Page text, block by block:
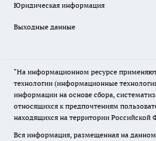
Юридическая информация
Выходные данные
"На информационном ресурсе
технологии (информационные
информации на основе сбора,
относящихся к предпочтениям
находящихся на территории Российской
Вся информация, размещенная на данном